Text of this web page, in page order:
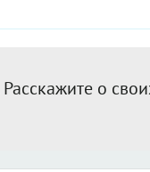
Расскажите о